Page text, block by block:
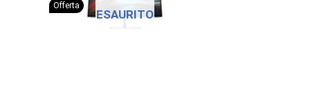
Offerta
ESAURITO